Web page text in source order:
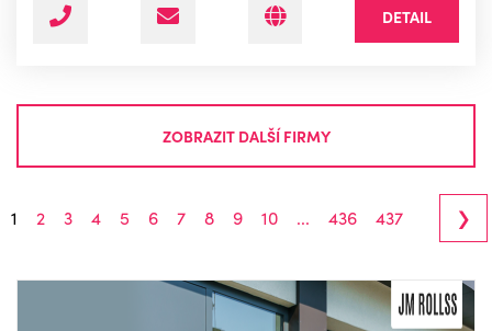
DETAIL
ZOBRAZIT DALŠÍ FIRMY
1 2 3 4 5 6 7 8 9 10 ... 436 437 ›